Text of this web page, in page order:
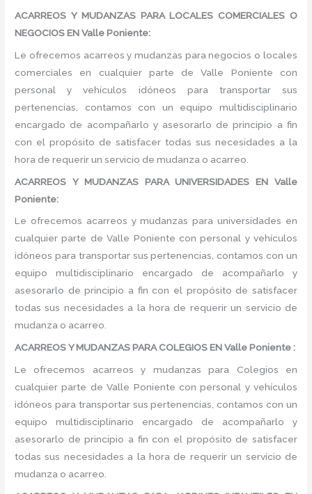
ACARREOS Y MUDANZAS PARA LOCALES COMERCIALES O
NEGOCIOS EN Valle Poniente:
Le ofrecemos acarreos y mudanzas para negocios o locales
comerciales en cualquier parte de Valle Poniente con
personal y vehículos idóneos para transportar sus
pertenencias, contamos con un equipo multidisciplinario
encargado de acompañarlo y asesorarlo de principio a fin
con el propósito de satisfacer todas sus necesidades a la
hora de requerir un servicio de mudanza o acarreo.
ACARREOS Y MUDANZAS PARA UNIVERSIDADES EN Valle
Poniente:
Le ofrecemos acarreos y mudanzas para universidades en
cualquier parte de Valle Poniente con personal y vehículos
idóneos para transportar sus pertenencias, contamos con un
equipo multidisciplinario encargado de acompañarlo y
asesorarlo de principio a fin con el propósito de satisfacer
todas sus necesidades a la hora de requerir un servicio de
mudanza o acarreo.
ACARREOS Y MUDANZAS PARA COLEGIOS EN Valle Poniente :
Le ofrecemos acarreos y mudanzas para Colegios en
cualquier parte de Valle Poniente con personal y vehículos
idóneos para transportar sus pertenencias, contamos con un
equipo multidisciplinario encargado de acompañarlo y
asesorarlo de principio a fin con el propósito de satisfacer
todas sus necesidades a la hora de requerir un servicio de
mudanza o acarreo.